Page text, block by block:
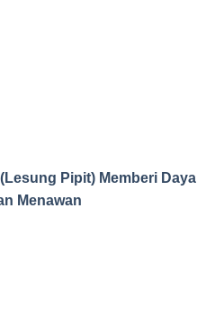
Pipit) Memberi Daya
Menawan